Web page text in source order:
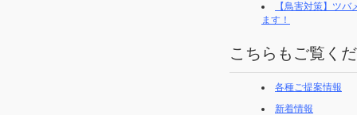
【鳥害対策】ツ
ます！
こちらもご覧く
各種ご提案情報
新着情報